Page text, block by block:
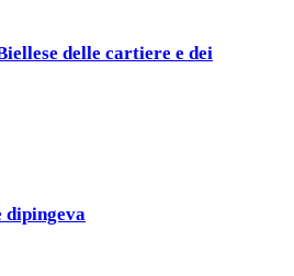
delle cartiere e dei
dipingeva